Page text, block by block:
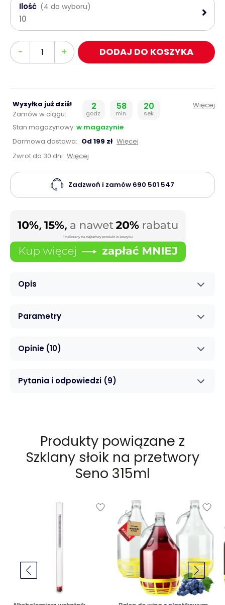
Opis
Parametry
Opinie (10)
Pytania i odpowiedzi (9)
Ilość (4 do wyboru)
10
-
Ilość + DODAJ DO KOSZYKA
Wysyłka już dziś!
Zamów w ciągu:
2
godz.
58
min.
20
sek.
Więcej
Stan magazynowy: w magazynie
Darmowa dostawa: Od 199 zł Więcej
Zwrot do 30 dni Więcej
Zadzwoń i zamów 690 501 547
Produkty powiązane z
Szklany słoik na przetwory
Seno 315ml